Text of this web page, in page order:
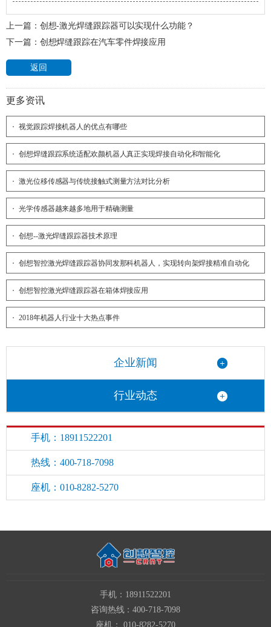
上一篇： 创想-激光焊缝跟踪器可以实现什么功能？
下一篇： 创想焊缝跟踪在汽车零件焊接应用
返回
更多资讯
视觉跟踪焊接机器人的优点有哪些
创想焊缝跟踪系统适配欢颜机器人真正实现焊接自动化和智能化
激光位移传感器与传统接触式测量方法对比分析
光学传感器越来越多地用于精确测量
创想--激光焊缝跟踪器技术原理
创想智控激光焊缝跟踪器协同发那科机器人，实现转向架焊接精准自动化
创想智控激光焊缝跟踪器在箱体焊接应用
2018年机器人行业十大热点事件
企业新闻
行业动态
手机：18911522201
热线：400-718-7098
座机：010-8282-5270
手机：18911522201
咨询热线：400-718-7098
座机： 010-8282-5270